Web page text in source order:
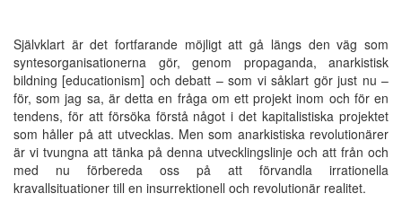
Självklart är det fortfarande möjligt att gå längs den väg som
syntesorganisationerna gör, genom propaganda, anarkistisk
bildning [educationism] och debatt – som vi såklart gör just nu –
för, som jag sa, är detta en fråga om ett projekt inom och för en
tendens, för att försöka förstå något i det kapitalistiska projektet
som håller på att utvecklas. Men som anarkistiska revolutionärer
är vi tvungna att tänka på denna utvecklingslinje och att från och
med nu förbereda oss på att förvandla irrationella
kravallsituationer till en insurrektionell och revolutionär realitet.